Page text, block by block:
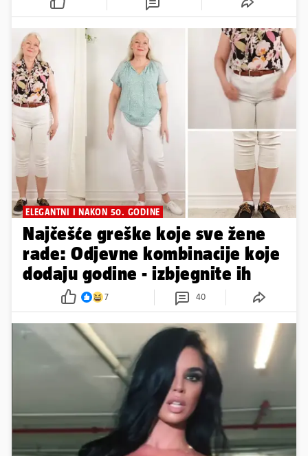
ELEGANTNI I NAKON 50. GODINE
Najčešće greške koje sve žene
rade: Odjevne kombinacije koje
dodaju godine - izbjegnite ih
7 40